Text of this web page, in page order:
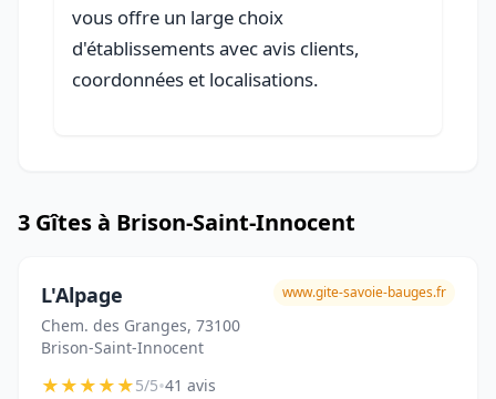
vous offre un large choix
d'établissements avec avis clients,
coordonnées et localisations.
3 Gîtes à Brison-Saint-Innocent
L'Alpage
Chem. des Granges, 73100
Brison-Saint-Innocent
www.gite-savoie-bauges.fr
★★★★★5/5•41 avis